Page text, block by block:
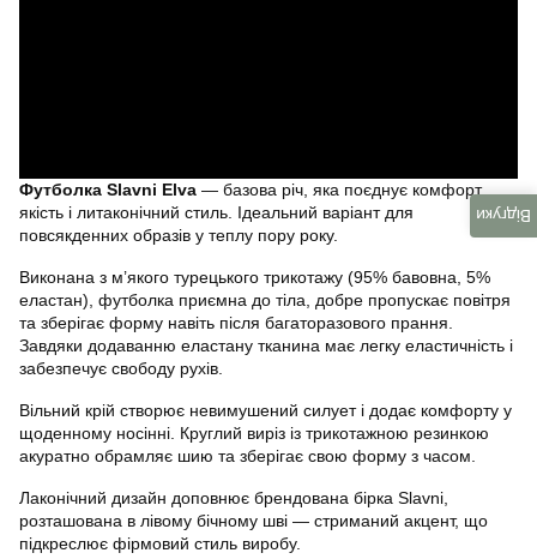
Футболка Slavni Elva — базова річ, яка поєднує комфорт,
якість і литаконічний стиль. Ідеальний варіант для
повсякденних образів у теплу пору року.
Виконана з м’якого турецького трикотажу (95% бавовна, 5%
еластан), футболка приємна до тіла, добре пропускає повітря
та зберігає форму навіть після багаторазового прання.
Завдяки додаванню еластану тканина має легку еластичність і
забезпечує свободу рухів.
Вільний крій створює невимушений силует і додає комфорту у
щоденному носінні. Круглий виріз із трикотажною резинкою
акуратно обрамляє шию та зберігає свою форму з часом.
Лаконічний дизайн доповнює брендована бірка Slavni,
розташована в лівому бічному шві — стриманий акцент, що
підкреслює фірмовий стиль виробу.
Відгуки